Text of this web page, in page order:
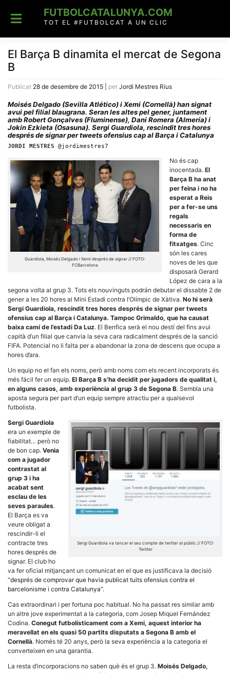
content
FUTBOLCATALUNYA.COM
TOT EL #FUTBOLCAT A UN CLIC
El Barça B dinamita el mercat de Segona
B
Publicat 28 de desembre de 2015 per Jordi Mestres Rius
Moisés Delgado (Sevilla Atlético) i Xemi (Cornellà) han signat
avui pel filial blaugrana. Seran les altes pel gener, juntament
amb Robert Gonçalves (Fluminense), Dani Romera (Almería) i
Jokin Ezkieta (Osasuna). Sergi Guardiola, rescindit tres hores
després de signar per tweets ofensius cap al Barça i Catalunya
JORDI MESTRES @jordimestres7
Guardiola, Moisés Delgado i Xemi després de signar // FOTO:
FCBarcelona
No és cap
inocentada. El
Barça B ha anat
per feina i no ha
esperat a Reis
per a fer-se uns
regals
necessaris en
forma de
fitxatges. Cinc
són les cares
noves de les que
disposarà Gerard
López de cara a la
segona volta al grup 3. Tots els nouvinguts podrán debutar el dissabte 2 de
gener a les 20 hores al Mini Estadi contra l’Olímpic de Xàtiva. No hi serà
Sergi Guardiola, rescindit tres hores després de signar per tweets
ofensius cap al Barça i Catalunya. Tampoc Grimaldo, que ha causat
baixa camí de l’estadi Da Luz. El Benfica serà el nou destí del fins avui
capità d’un filial que canvia la seva cara radicalment després de la sanció
FIFA. Potencial no li falta per a abandonar la zona de descens que ocupa a
hores d’ara.
Un equip no el fan els noms, però amb noms com els recent incorporats és
més fácil fer un equip. El Barça B s’ha decidit per jugadors de qualitat i,
en alguns casos, amb experiència al grup 3 de Segona B. Sembla una
aposta segura per part d’un equip sempre atractiu per a qualsevol
futbolista.
Sergi Guardiola va tancar el seu compte de twitter al públic // FOTO:
Twitter
Sergi Guardiola
era un exemple de
fiabilitat… però no
de bon cap. Venia
com a jugador
contrastat al
grup 3 i ha
acabat sent
esclau de les
seves paraules.
El Barça es va
veure obligat a
rescindir-li el
contracte tres
hores després de
signar. El club ho
va fer oficial mitjançant un comunicat en el que es justificava la decisió
“després de comprovar que havia publicat tuits ofensius contra el
barcelonisme i contra Catalunya”.
Cas extraordinari i per fortuna poc habitual. No ha passat res similar amb
un altre jove experimentat a la categoria, com Josep Miquel Fernández
Codina. Conegut futbolísticament com a Xemi, aquest interior ha
meravellat en els quasi 50 partits disputats a Segona B amb el
Cornellà. Només té 20 anys, però la seva experiència a la categoria el
converteixen en una garantia.
La resta d’incorporacions no saben què és el grup 3. Moisés Delgado,
Necessàries
Aquestes
cookies no
són
opcionals,
són
necessàries
per al
web.
Estadístiques
de manera
i la seva
estructura.
tècnics del
nostre lloc web
dispositiu que
permeten que el
possible. Si
rebutja
aquestes
cookies
algunes
funcionalitats